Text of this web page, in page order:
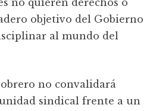
no quieren derechos o
objetivo del Gobierno
al mundo del
no convalidará
sindical frente a un